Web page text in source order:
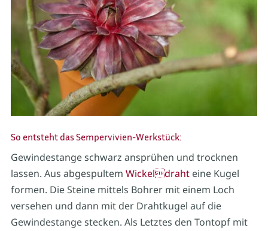
So entsteht das Sempervivien-Werkstück:
Gewindestange schwarz ansprühen und trocknen
lassen. Aus abgespultem Wickeldrahteine Kugel
formen. Die Steine mittels Bohrer mit einem Loch
versehen und dann mit der Drahtkugel auf die
Gewindestange stecken. Als Letztes den Tontopf mit